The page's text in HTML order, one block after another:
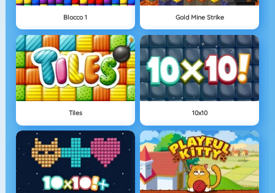
Blocco 1 Gold Mine Strike
Tiles 10x10